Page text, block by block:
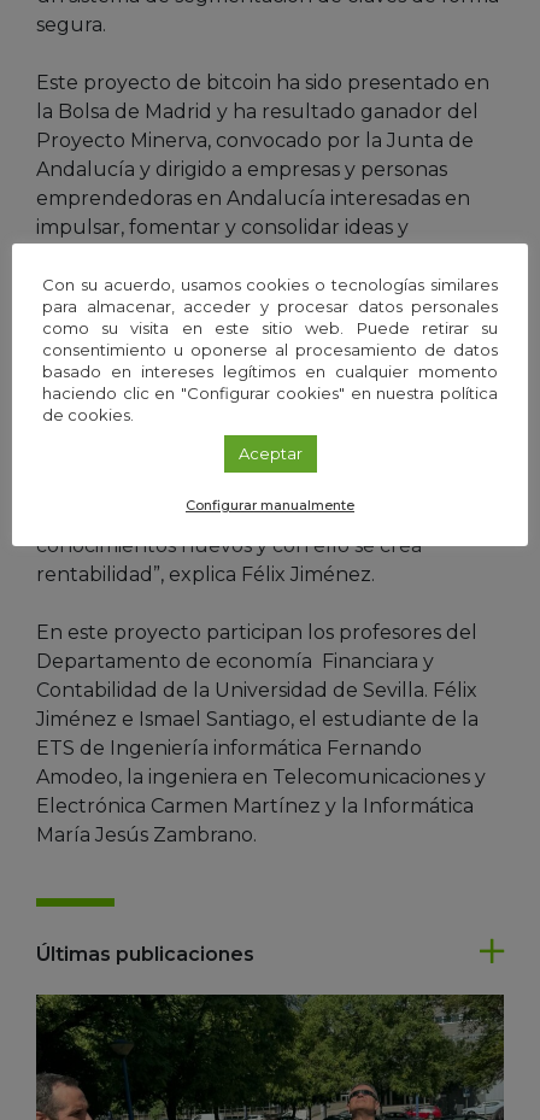
segura.
Este proyecto de bitcoin ha sido presentado en
la Bolsa de Madrid y ha resultado ganador del
Proyecto Minerva, convocado por la Junta de
Andalucía y dirigido a empresas y personas
emprendedoras en Andalucía interesadas en
impulsar, fomentar y consolidar ideas y
móviles con una clara orientación a mercado.
Este grupo de investigadores trabaja con una
clara vocación de transferencia de resultados:
“Queremos contribuir a que el conocimiento
que se genera en la Universidad de Sevilla
contribuya a crear riqueza en la sociedad,
universidad y la empresa se generan
conocimientos nuevos y con ello se crea
rentabilidad”, explica Félix Jiménez.
En este proyecto participan los profesores del
Departamento de economía Financiara y
Contabilidad de la Universidad de Sevilla. Félix
Jiménez e Ismael Santiago, el estudiante de la
ETS de Ingeniería informática Fernando
Amodeo, la ingeniera en Telecomunicaciones y
Electrónica Carmen Martínez y la Informática
María Jesús Zambrano.
Últimas publicaciones
Con su acuerdo, usamos cookies o tecnologías similares
para almacenar, acceder y procesar datos personales
como su visita en este sitio web. Puede retirar su
consentimiento u oponerse al procesamiento de datos
basado en intereses legítimos en cualquier momento
haciendo clic en "Configurar cookies" en nuestra política
de cookies.
Aceptar
Configurar manualmente